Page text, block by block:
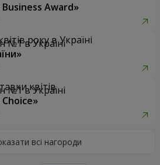
Award»
року в Україні
квітів